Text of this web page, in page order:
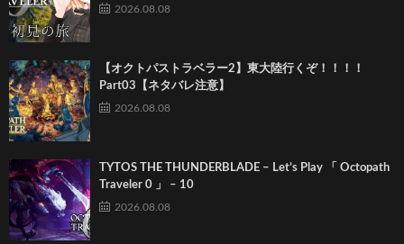
2026.08.08
【オクトパストラベラー2】東大陸行くぞ！！！！
Part03【ネタバレ注意】
2026.08.08
TYTOS THE THUNDERBLADE – Let’s Play 「 Octopath
Traveler 0 」 – 10
2026.08.08